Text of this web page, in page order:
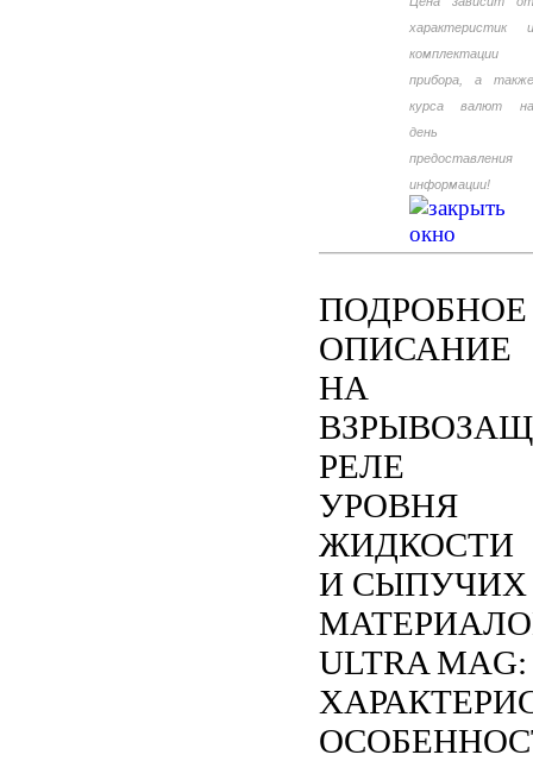
характеристик и
комплектации
прибора, а также
курса валют на
день
предоставления
информации!
ПОДРОБНОЕ
ОПИСАНИЕ
НА
РЕЛЕ
УРОВНЯ
ЖИДКОСТИ
И СЫПУЧИХ
ULTRA MAG: